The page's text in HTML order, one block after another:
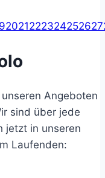
2021222324252627
Angeboten
sind über jede
jetzt in unseren
Laufenden: